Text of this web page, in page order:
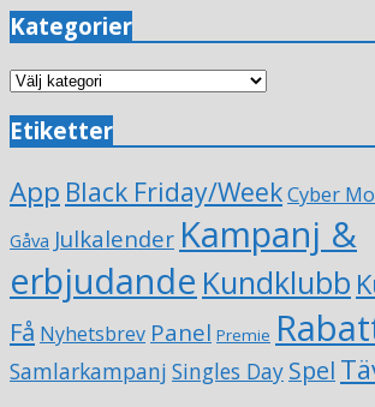
Kategorier
Kategorier
Etiketter
App Black Friday/WeekCyber
Gåva Julkalender Kampanj &
erbjudande Kundklubb
Få Nyhetsbrev Panel Premie
Samlarkampanj Singles Day Spel